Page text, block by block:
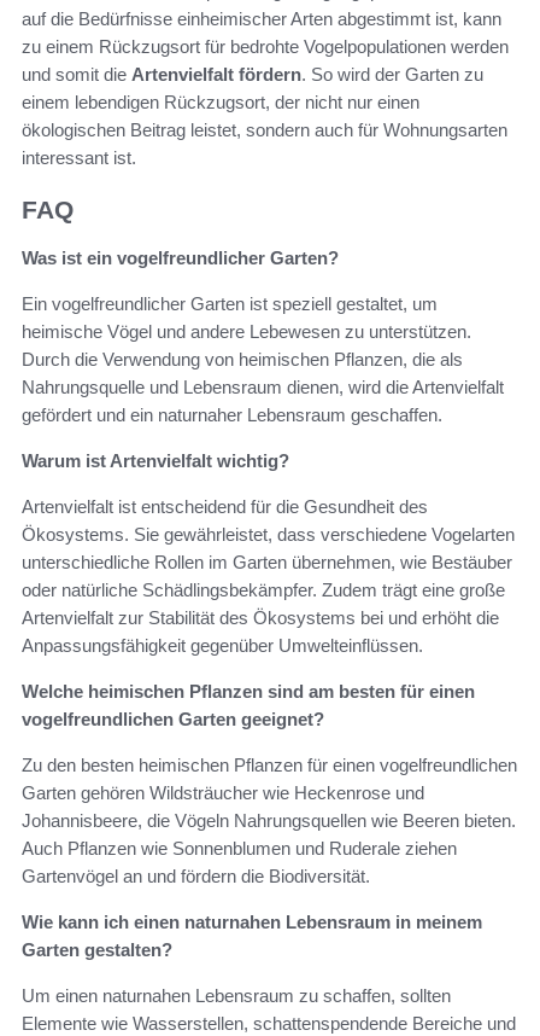
auf die Bedürfnisse einheimischer Arten abgestimmt ist, kann
zu einem Rückzugsort für bedrohte Vogelpopulationen werden
und somit die Artenvielfalt fördern. So wird der Garten zu
einem lebendigen Rückzugsort, der nicht nur einen
ökologischen Beitrag leistet, sondern auch für Wohnungsarten
interessant ist.
FAQ
Was ist ein vogelfreundlicher Garten?
Ein vogelfreundlicher Garten ist speziell gestaltet, um
heimische Vögel und andere Lebewesen zu unterstützen.
Durch die Verwendung von heimischen Pflanzen, die als
Nahrungsquelle und Lebensraum dienen, wird die Artenvielfalt
gefördert und ein naturnaher Lebensraum geschaffen.
Warum ist Artenvielfalt wichtig?
Artenvielfalt ist entscheidend für die Gesundheit des
Ökosystems. Sie gewährleistet, dass verschiedene Vogelarten
unterschiedliche Rollen im Garten übernehmen, wie Bestäuber
oder natürliche Schädlingsbekämpfer. Zudem trägt eine große
Artenvielfalt zur Stabilität des Ökosystems bei und erhöht die
Anpassungsfähigkeit gegenüber Umwelteinflüssen.
Welche heimischen Pflanzen sind am besten für einen
vogelfreundlichen Garten geeignet?
Zu den besten heimischen Pflanzen für einen vogelfreundlichen
Garten gehören Wildsträucher wie Heckenrose und
Johannisbeere, die Vögeln Nahrungsquellen wie Beeren bieten.
Auch Pflanzen wie Sonnenblumen und Ruderale ziehen
Gartenvögel an und fördern die Biodiversität.
Wie kann ich einen naturnahen Lebensraum in meinem
Garten gestalten?
Um einen naturnahen Lebensraum zu schaffen, sollten
Elemente wie Wasserstellen, schattenspendende Bereiche und